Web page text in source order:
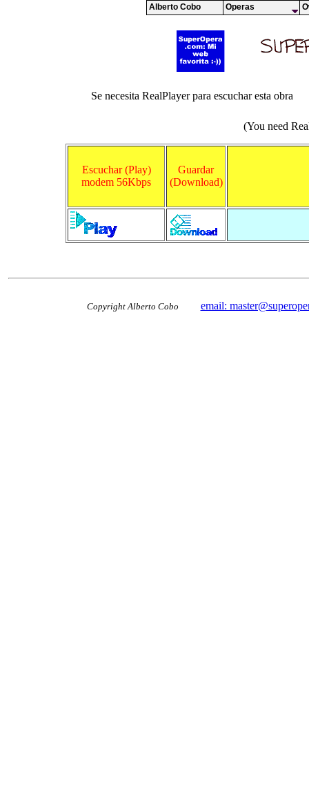
Se necesita RealPlayer para escuchar esta obra
(You need
Escuchar (Play)
modem 56Kbps
Guardar
(Download)
Copyright Alberto Cobo email:
Alberto Cobo Operas